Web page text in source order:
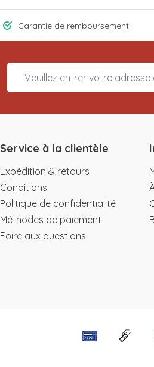
Garantie de remboursement
Service à la clientèle
Expédition & retours
Conditions
Politique de confidentialité
Méthodes de paiement
Foire aux questions